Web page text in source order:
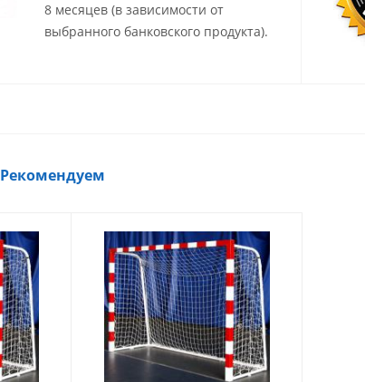
8 месяцев (в зависимости от
выбранного банковского продукта).
Рекомендуем